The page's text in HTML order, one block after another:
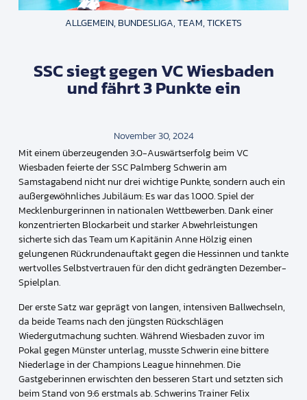
ALLGEMEIN, BUNDESLIGA,TEAM,TICKETS
SSC siegt gegen VC Wiesbaden
und fährt 3 Punkte ein
November 30, 2024
Mit einem überzeugenden 3:0-Auswärtserfolg beim VC
Wiesbaden feierte der SSC Palmberg Schwerin am
Samstagabend nicht nur drei wichtige Punkte, sondern auch ein
außergewöhnliches Jubiläum: Es war das 1.000. Spiel der
Mecklenburgerinnen in nationalen Wettbewerben. Dank einer
konzentrierten Blockarbeit und starker Abwehrleistungen
sicherte sich das Team um Kapitänin Anne Hölzig einen
gelungenen Rückrundenauftakt gegen die Hessinnen und tankte
wertvolles Selbstvertrauen für den dicht gedrängten Dezember-
Spielplan.
Der erste Satz war geprägt von langen, intensiven Ballwechseln,
da beide Teams nach den jüngsten Rückschlägen
Wiedergutmachung suchten. Während Wiesbaden zuvor im
Pokal gegen Münster unterlag, musste Schwerin eine bittere
Niederlage in der Champions League hinnehmen. Die
Gastgeberinnen erwischten den besseren Start und setzten sich
beim Stand von 9:6 erstmals ab. Schwerins Trainer Felix